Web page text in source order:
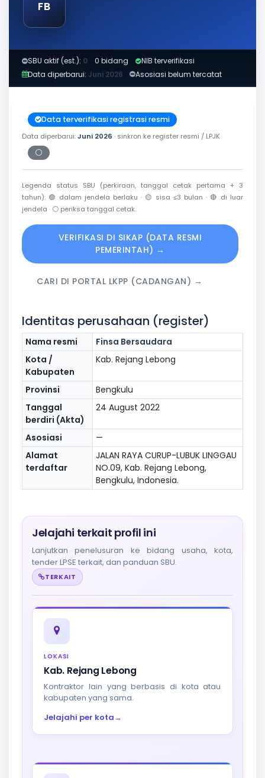
FB
SBU aktif (est.): 0 · 0 bidang
NIB terverifikasi
Data diperbarui: Juni 2026 Asosiasi belum tercatat
Data terverifikasi registrasi resmi
Data diperbarui:Juni 2026 · sinkron ke register resmi / LPJK
⚪
Periksa tanggal cetak
Legenda status SBU (perkiraan, tanggal cetak pertama + 3
tahun): 🟢 dalam jendela berlaku · 🟡 sisa ≤3 bulan · 🔴 di luar
jendela · ⚪ periksa tanggal cetak.
VERIFIKASI DI SIKAP (DATA RESMI
PEMERINTAH) →
CARI DI PORTAL LKPP (CADANGAN) →
Identitas perusahaan (register)
Nama resmi
Finsa Bersaudara
Kota /
Kabupaten
Kab. Rejang Lebong
Provinsi
Bengkulu
Tanggal
berdiri (Akta)
24 August 2022
Asosiasi
—
Alamat
terdaftar
JALAN RAYA CURUP-LUBUK LINGGAU
NO.09, Kab. Rejang Lebong,
Bengkulu, Indonesia.
Jelajahi terkait profil ini
Lanjutkan penelusuran ke bidang usaha, kota,
tender LPSE terkait, dan panduan SBU.
TERKAIT
LOKASI
Kab. Rejang Lebong
Kontraktor lain yang berbasis di kota atau
kabupaten yang sama.
Jelajahi per kota→